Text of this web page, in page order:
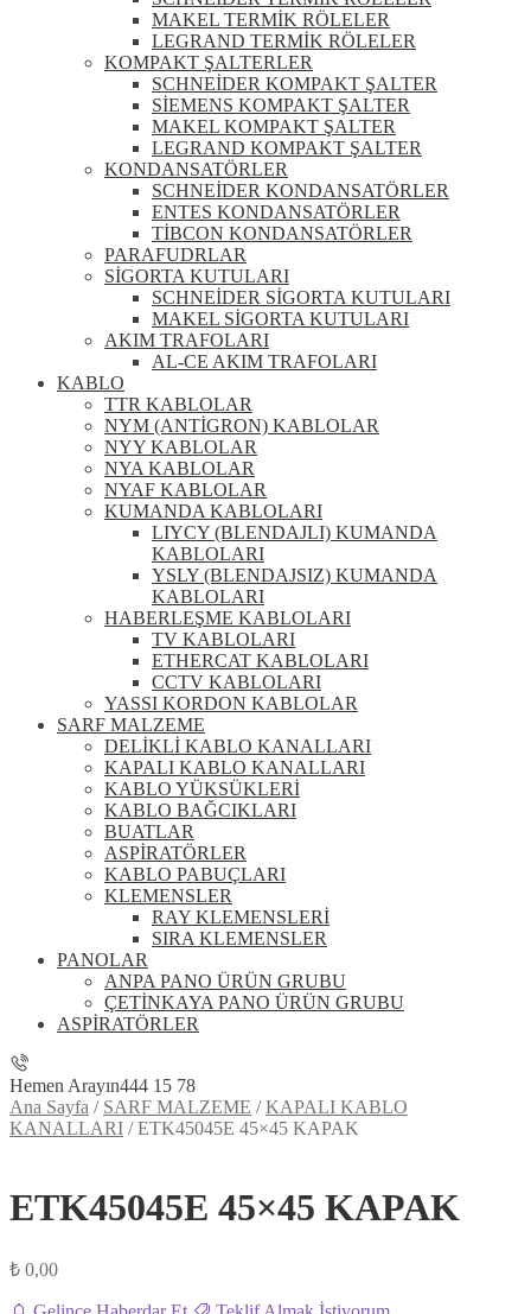
MAKEL TERMİK RÖLELER
LEGRAND TERMİK RÖLELER
KOMPAKT ŞALTERLER
SCHNEİDER KOMPAKT ŞALTER
SİEMENS KOMPAKT ŞALTER
MAKEL KOMPAKT ŞALTER
LEGRAND KOMPAKT ŞALTER
KONDANSATÖRLER
SCHNEİDER KONDANSATÖRLER
ENTES KONDANSATÖRLER
TİBCON KONDANSATÖRLER
PARAFUDRLAR
SİGORTA KUTULARI
SCHNEİDER SİGORTA KUTULARI
MAKEL SİGORTA KUTULARI
AKIM TRAFOLARI
AL-CE AKIM TRAFOLARI
KABLO
TTR KABLOLAR
NYM (ANTİGRON) KABLOLAR
NYY KABLOLAR
NYA KABLOLAR
NYAF KABLOLAR
KUMANDA KABLOLARI
LIYCY (BLENDAJLI) KUMANDA
KABLOLARI
YSLY (BLENDAJSIZ) KUMANDA
KABLOLARI
HABERLEŞME KABLOLARI
TV KABLOLARI
ETHERCAT KABLOLARI
CCTV KABLOLARI
YASSI KORDON KABLOLAR
SARF MALZEME
DELİKLİ KABLO KANALLARI
KAPALI KABLO KANALLARI
KABLO YÜKSÜKLERİ
KABLO BAĞCIKLARI
BUATLAR
ASPİRATÖRLER
KABLO PABUÇLARI
KLEMENSLER
RAY KLEMENSLERİ
SIRA KLEMENSLER
PANOLAR
ANPA PANO ÜRÜN GRUBU
ÇETİNKAYA PANO ÜRÜN GRUBU
ASPİRATÖRLER
Hemen Arayın444 15 78
Ana Sayfa / SARF MALZEME /KAPALI KABLO
KANALLARI /ETK45045E 45×45 KAPAK
ETK45045E 45×45 KAPAK
₺ 0,00